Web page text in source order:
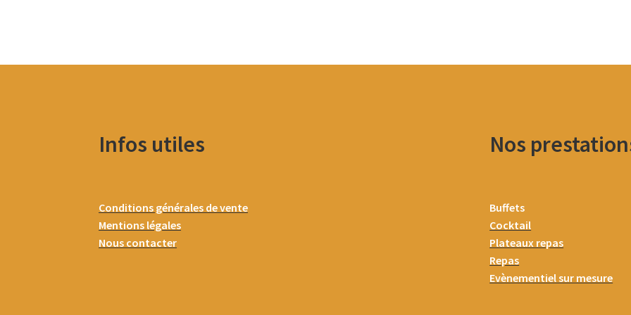
Infos utiles
Conditions générales de vente
Mentions légales
Nous contacter
Nos
Buffets
Cocktail
Plateaux repas
Repas
Evènementiel sur mesure